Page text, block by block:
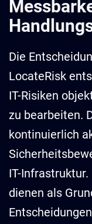
Die
LocateRisk
IT-Risiken
zu bearbeiten.
kontinuierlich
IT-
dienen als